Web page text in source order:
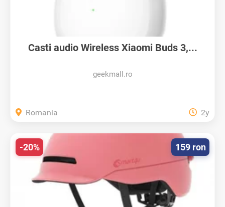
Casti audio Wireless Xiaomi Buds 3,...
geekmall.ro
Romania 2y
159 ron
-20%